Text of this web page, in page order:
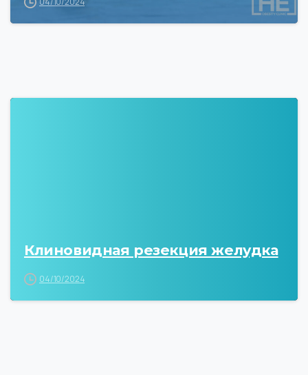
Клиновидная резекция желудка
04/10/2024